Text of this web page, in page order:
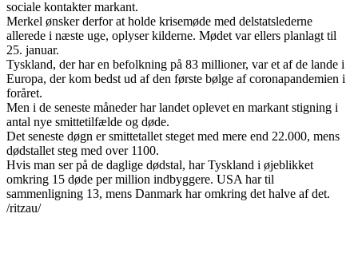
sociale kontakter markant.
Merkel ønsker derfor at holde krisemøde med delstatslederne
allerede i næste uge, oplyser kilderne. Mødet var ellers planlagt til
25. januar.
Tyskland, der har en befolkning på 83 millioner, var et af de lande i
Europa, der kom bedst ud af den første bølge af coronapandemien i
foråret.
Men i de seneste måneder har landet oplevet en markant stigning i
antal nye smittetilfælde og døde.
Det seneste døgn er smittetallet steget med mere end 22.000, mens
dødstallet steg med over 1100.
Hvis man ser på de daglige dødstal, har Tyskland i øjeblikket
omkring 15 døde per million indbyggere. USA har til
sammenligning 13, mens Danmark har omkring det halve af det.
/ritzau/